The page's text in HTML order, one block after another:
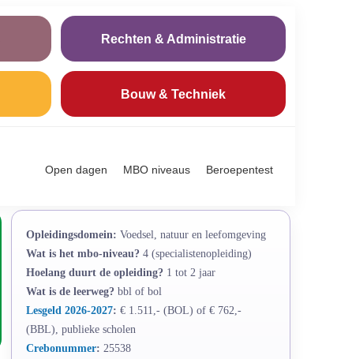
Rechten & Administratie
Bouw & Techniek
Open dagen MBO niveaus Beroepentest
Opleidingsdomein: Voedsel, natuur en leefomgeving
Wat is het mbo-niveau? 4 (specialistenopleiding)
Hoelang duurt de opleiding? 1 tot 2 jaar
Wat is de leerweg? bbl of bol
Lesgeld 2026-2027: € 1.511,- (BOL) of € 762,-
(BBL), publieke scholen
Crebonummer: 25538